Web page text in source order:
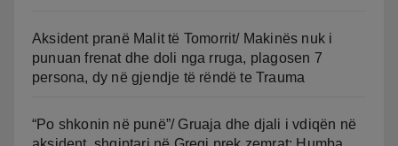
Aksident pranë Malit të Tomorrit/ Makinës nuk i
punuan frenat dhe doli nga rruga, plagosen 7
persona, dy në gjendje të rëndë te Trauma
“Po shkonin në punë”/ Gruaja dhe djali i vdiqën në